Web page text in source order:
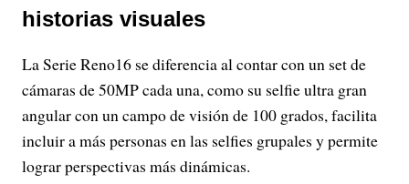
historias visuales
La Serie Reno16 se diferencia al contar con un set de
cámaras de 50MP cada una, como su selfie ultra gran
angular con un campo de visión de 100 grados, facilita
incluir a más personas en las selfies grupales y permite
lograr perspectivas más dinámicas.